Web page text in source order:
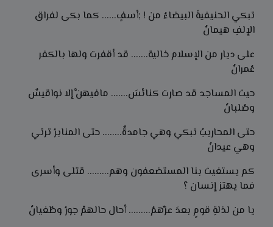
تبكي الحنيفيةَ البيضاءُ من ! ;أسفٍ...... كما بكى لفراق
الإلفِ هيمانُ
على ديار من الإسلام خالية....... قد أقفرت ولها بالكفر
عُمرانُ
حيث المساجد قد صارت كنائسَ....... مافيهنَّ إلا نواقيسٌ
وصُلبانُ
حتى المحاريبُ تبكي وهي جامدةٌ........ حتى المنابرُ ترثي
وهي عيدانُ
كم يستغيث بنا المستضعفون وهم......... قتلى وأسرى
فما يهتز إنسان ؟
يا من لذلةِ قومٍ بعدَ عزِّهمُ......... أحال حالهمْ جورُ وطُغيانُ